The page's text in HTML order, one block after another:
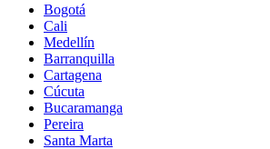
Bogotá
Cali
Medellín
Barranquilla
Cartagena
Cúcuta
Bucaramanga
Pereira
Santa Marta